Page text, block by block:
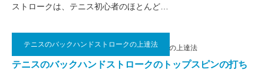
ストロークは、テニス初心者のほとんど…
テニスのバックハンドストロークの上達法
2021.05.25 テニスのバックハンドストロークの上達法
テニスのバックハンドストロークのトップスピンの打ち